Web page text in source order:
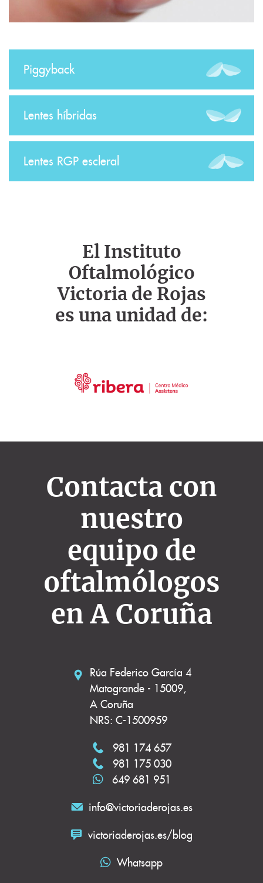
Piggyback
Lentes híbridas
Lentes RGP escleral
El Instituto
Oftalmológico
Victoria de Rojas
es una unidad de:
Contacta con
nuestro
equipo de
oftalmólogos
en A Coruña
Rúa Federico García 4
Matogrande - 15009,
A Coruña
NRS: C-1500959
981 174 657
981 175 030
649 681 951
info@victoriaderojas.es
victoriaderojas.es/blog
Whatsapp